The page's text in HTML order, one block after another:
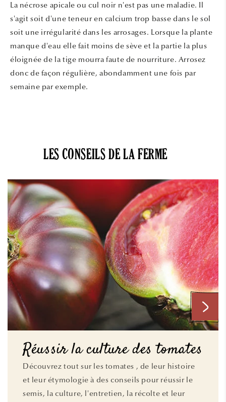
La nécrose apicale ou cul noir n'est pas une maladie. Il
s'agit soit d'une teneur en calcium trop basse dans le sol
soit une irrégularité dans les arrosages. Lorsque la plante
manque d'eau elle fait moins de sève et la partie la plus
éloignée de la tige mourra faute de nourriture. Arrosez
donc de façon régulière, abondamment une fois par
semaine par exemple.
LES CONSEILS DE LA FERME
Réussir la culture des tomates
Découvrez tout sur les tomates , de leur histoire
et leur étymologie à des conseils pour réussir le
semis, la culture, l'entretien, la récolte et leur